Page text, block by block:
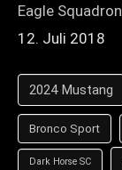
Eagle
12. Juli 2018
2024 Mustang
Bronco Sport
Dark Horse SC